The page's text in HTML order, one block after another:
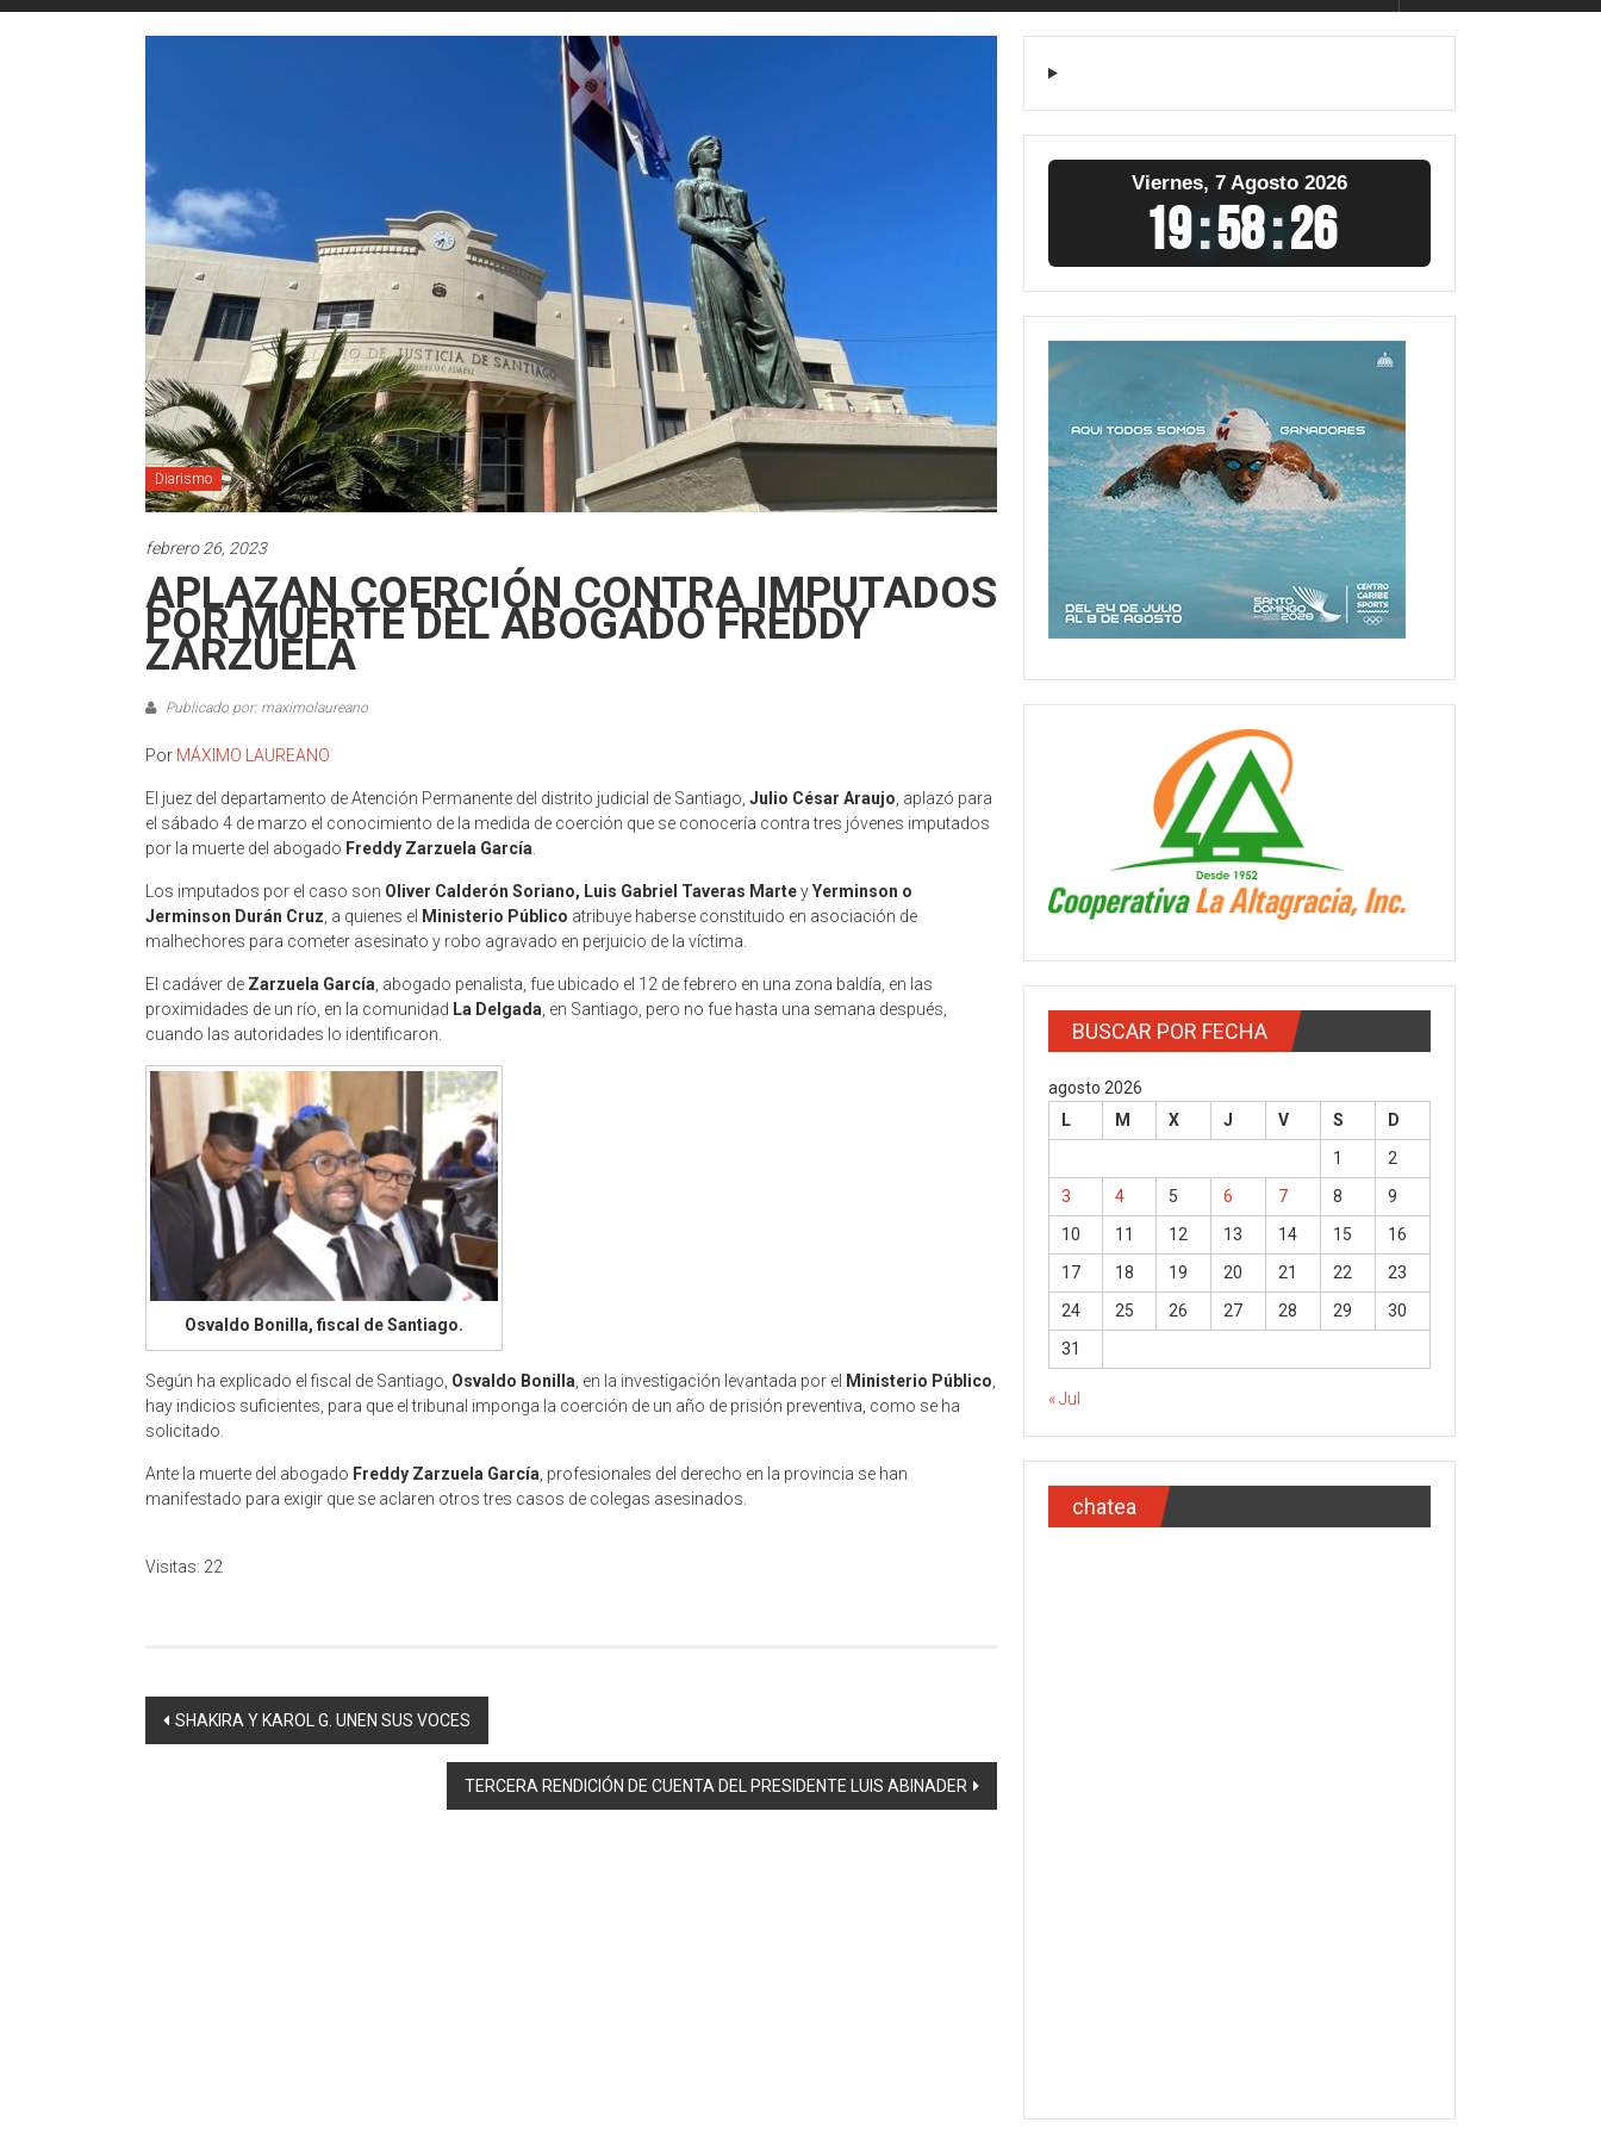
Diarismo
febrero 26, 2023
APLAZAN COERCIÓN CONTRA IMPUTADOS
POR MUERTE DEL ABOGADO FREDDY
ZARZUELA
Publicado por: maximolaureano
Por MÁXIMO LAUREANO
El juez del departamento de Atención Permanente del distrito judicial de Santiago, Julio César Araujo , aplazó para
el sábado 4 de marzo el conocimiento de la medida de coerción que se conocería contra tres jóvenes imputados
por la muerte del abogado Freddy Zarzuela García
Los imputados por el caso son Oliver Calderón Soriano, Luis Gabriel Taveras MarteyYerminson o
Jerminson Durán Cruz , a quienes el Ministerio Público atribuye haberse constituido en asociación de
malhechores para cometer asesinato y robo agravado en perjuicio de la víctima.
El cadáver de Zarzuela García , abogado penalista, fue ubicado el 12 de febrero en una zona baldía, en las
proximidades de un río, en la comunidad La Delgada , en Santiago, pero no fue hasta una semana después,
cuando las autoridades lo identificaron.
Osvaldo Bonilla, fiscal de Santiago.
Según ha explicado el fiscal de Santiago, Osvaldo Bonilla, en la investigación levantada por el Ministerio Público,
hay indicios suficientes, para que el tribunal imponga la coerción de un año de prisión preventiva, como se ha
solicitado.
Ante la muerte del abogado Freddy Zarzuela García, profesionales del derecho en la provincia se han
manifestado para exigir que se aclaren otros tres casos de colegas asesinados.
Visitas: 22
Navegación
SHAKIRA Y KAROL G. UNEN SUS VOCES
TERCERA RENDICIÓN DE CUENTA DEL PRESIDENTE LUIS ABINADER
Viernes, 7 Agosto 2026
19:58:27
BUSCAR POR FECHA
agosto 2026
L
M X J V S
D
1
2
3
4 5 6 7 8
9
10
11 12 13 14 15
16
17
18 19 20 21 22
23
24
25 26 27 28 29
30
31
« Jul
chatea